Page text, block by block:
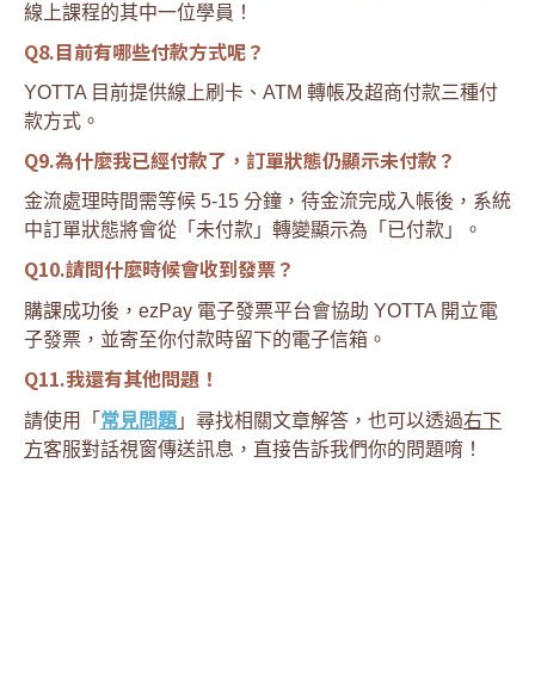
線上課程的其中一位學員！
Q8.目前有哪些付款方式呢？
YOTTA 目前提供線上刷卡、ATM 轉帳及超商付款三種付
款方式。
Q9.為什麼我已經付款了，訂單狀態仍顯示未付款？
金流處理時間需等候 5-15 分鐘，待金流完成入帳後，系統
中訂單狀態將會從「未付款」轉變顯示為「已付款」。
Q10.請問什麼時候會收到發票？
購課成功後，ezPay 電子發票平台會協助 YOTTA 開立電
子發票，並寄至你付款時留下的電子信箱。
Q11.我還有其他問題！
請使用「 常見問題 」尋找相關文章解答，也可以透過右下
方客服對話視窗傳送訊息，直接告訴我們你的問題唷！